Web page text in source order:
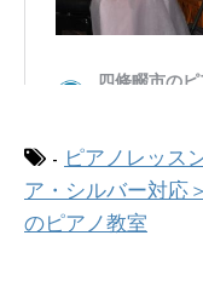
- ピアノレッス
ア・シルバー対応＞
のピアノ教室